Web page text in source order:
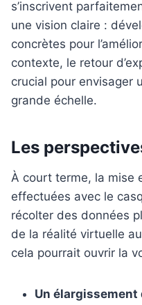
s’inscrivent
une vision claire :
concrètes pour
contexte, le retour
crucial pour envisager
grande échelle.
Les
À court terme, la mise
effectuées avec le
récolter des données
de la réalité virtuelle
cela pourrait ouvrir la
Un élargissement